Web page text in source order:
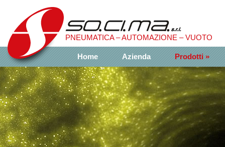
​PNEUMATICA – AUTOMAZIONE – VUOTO
Home Azienda Prodotti »